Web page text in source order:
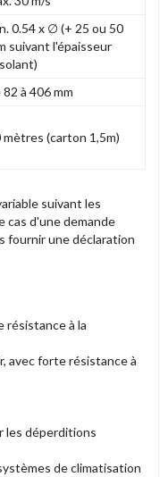
0.54 x ∅ (+ 25 ou 50
suivant l'épaisseur
82 à 406 mm
mètres (carton 1,5m)
suivant les
cas d'une demande
fournir une déclaration
résistance à la
avec forte résistance à
les déperditions
de climatisation